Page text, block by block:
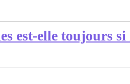
est-elle toujours si